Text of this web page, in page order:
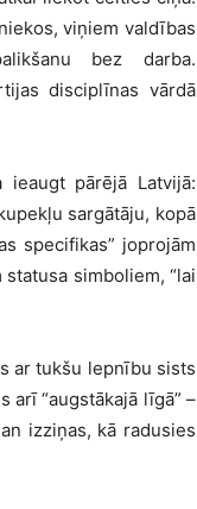
viņiem valdības
bez darba.
disciplīnas vārdā
ieaugt pārējā Latvijā:
sargātāju, kopā
specifikas” joprojām
simboliem, “lai
ar tukšu lepnību sists
“augstākajā līgā” –
izziņas, kā radusies